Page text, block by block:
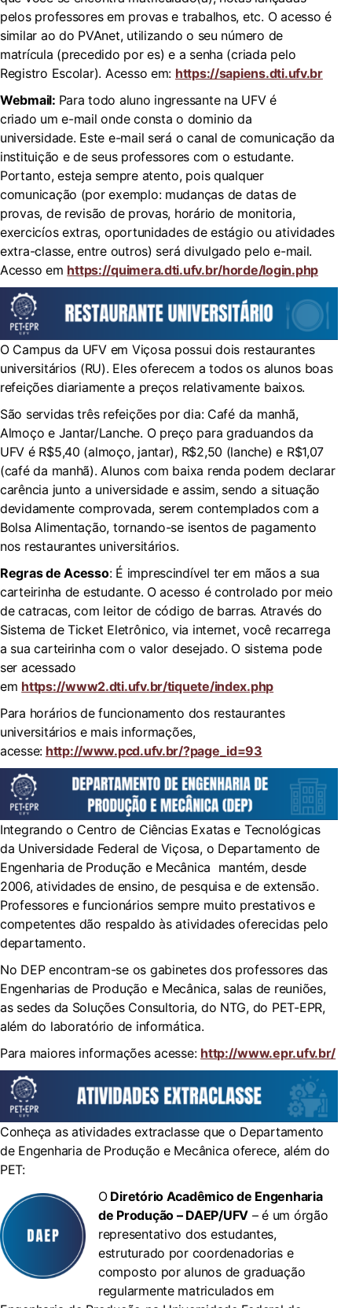
pelos professores em provas e trabalhos, etc. O acesso é
similar ao do PVAnet, utilizando o seu número de
matrícula (precedido por es) e a senha (criada pelo
Registro Escolar). Acesso em: https://sapiens.dti.ufv.br
Webmail: Para todo aluno ingressante na UFV é
criado um e-mail onde consta o dominio da
universidade. Este e-mail será o canal de comunicação da
instituição e de seus professores com o estudante.
Portanto, esteja sempre atento, pois qualquer
comunicação (por exemplo: mudanças de datas de
provas, de revisão de provas, horário de monitoria,
exercicíos extras, oportunidades de estágio ou atividades
extra-classe, entre outros) será divulgado pelo e-mail.
Acesso em https://quimera.dti.ufv.br/horde/login.php
O Campus da UFV em Viçosa possui dois restaurantes
universitários (RU). Eles oferecem a todos os alunos boas
refeições diariamente a preços relativamente baixos.
São servidas três refeições por dia: Café da manhã,
Almoço e Jantar/Lanche. O preço para graduandos da
UFV é R$5,40 (almoço, jantar), R$2,50 (lanche) e R$1,07
(café da manhã). Alunos com baixa renda podem declarar
carência junto a universidade e assim, sendo a situação
devidamente comprovada, serem contemplados com a
Bolsa Alimentação, tornando-se isentos de pagamento
nos restaurantes universitários.
Regras de Acesso: É imprescindível ter em mãos a sua
carteirinha de estudante. O acesso é controlado por meio
de catracas, com leitor de código de barras. Através do
Sistema de Ticket Eletrônico, via internet, você recarrega
a sua carteirinha com o valor desejado. O sistema pode
ser acessado
em https://www2.dti.ufv.br/tiquete/index.php
Para horários de funcionamento dos restaurantes
universitários e mais informações,
acesse: http://www.pcd.ufv.br/?page_id=93
Integrando o Centro de Ciências Exatas e Tecnológicas
da Universidade Federal de Viçosa, o Departamento de
Engenharia de Produção e Mecânica mantém, desde
2006, atividades de ensino, de pesquisa e de extensão.
Professores e funcionários sempre muito prestativos e
competentes dão respaldo às atividades oferecidas pelo
departamento.
No DEP encontram-se os gabinetes dos professores das
Engenharias de Produção e Mecânica, salas de reuniões,
as sedes da Soluções Consultoria, do NTG, do PET-EPR,
além do laboratório de informática.
Para maiores informações acesse: http://www.epr.ufv.br/
Conheça as atividades extraclasse que o Departamento
de Engenharia de Produção e Mecânica oferece, além do
PET:
ODiretório Acadêmico de Engenharia
de Produção – DAEP/UFV – é um órgão
representativo dos estudantes,
estruturado por coordenadorias e
composto por alunos de graduação
regularmente matriculados em